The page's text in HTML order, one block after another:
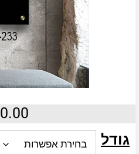
גודל